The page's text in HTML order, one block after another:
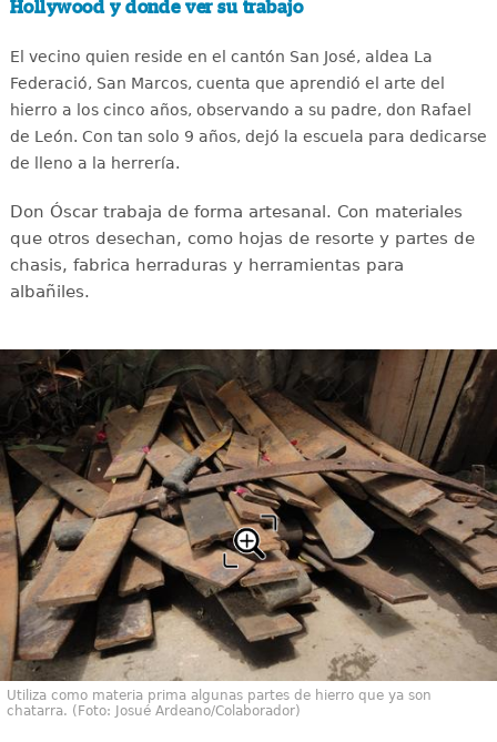
Hollywood y donde ver su trabajo
El vecino quien reside en el cantón San José, aldea La
Federació, San Marcos, cuenta que aprendió el arte del
hierro a los cinco años, observando a su padre, don Rafael
de León. Con tan solo 9 años, dejó la escuela para dedicarse
de lleno a la herrería.
Don Óscar trabaja de forma artesanal. Con materiales
que otros desechan, como hojas de resorte y partes de
chasis, fabrica herraduras y herramientas para
albañiles.
Utiliza como materia prima algunas partes de hierro que ya son
chatarra. (Foto: Josué Ardeano/Colaborador)